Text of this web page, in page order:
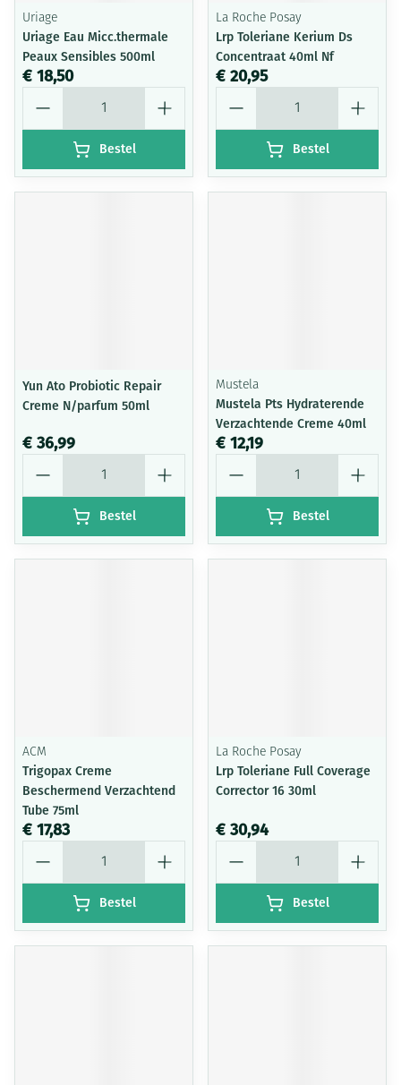
Uriage
Uriage Eau Micc.thermale
Peaux Sensibles 500ml
€ 18,50
Bestel
La Roche Posay
Lrp Toleriane Kerium Ds
Concentraat 40ml Nf
€ 20,95
Bestel
Yun Ato Probiotic Repair
Creme N/parfum 50ml
€ 36,99
Bestel
Mustela
Mustela Pts Hydraterende
Verzachtende Creme 40ml
€ 12,19
Bestel
ACM
Trigopax Creme
Beschermend Verzachtend
Tube 75ml
€ 17,83
Bestel
La Roche Posay
Lrp Toleriane Full Coverage
Corrector 16 30ml
€ 30,94
Bestel